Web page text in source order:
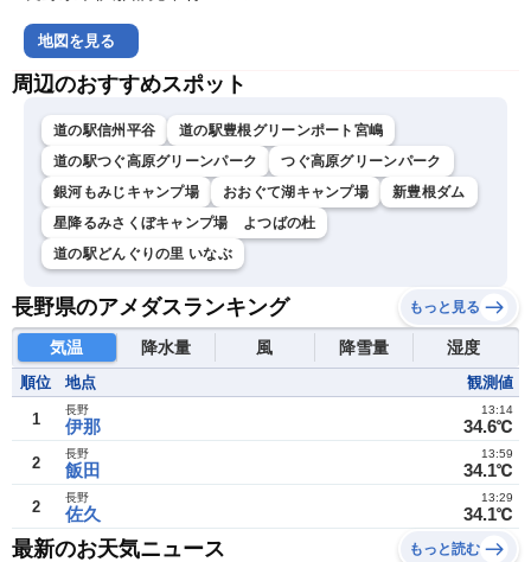
地図を見る
周辺のおすすめスポット
道の駅信州平谷
道の駅豊根グリーンポート宮嶋
道の駅つぐ高原グリーンパーク
つぐ高原グリーンパーク
銀河もみじキャンプ場
おおぐて湖キャンプ場
新豊根ダム
星降るみさくぼキャンプ場 よつばの杜
道の駅どんぐりの里 いなぶ
長野県のアメダスランキング もっと見る
気温 降水量 風 降雪量 湿度
順位 地点 観測値
1 伊那
長野
34.6℃
13:14
2 飯田
長野
34.1℃
13:59
2 佐久
長野
34.1℃
13:29
最新のお天気ニュース もっと読む